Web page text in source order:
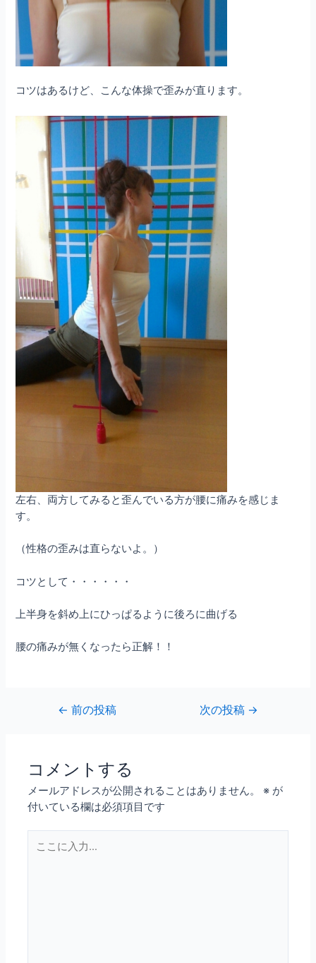
コツはあるけど、こんな体操で歪みが直ります。
左右、両方してみると歪んでいる方が腰に痛みを感じま
す。
（性格の歪みは直らないよ。）
コツとして・・・・・・
上半身を斜め上にひっぱるように後ろに曲げる
腰の痛みが無くなったら正解！！
← 前の投稿 次の投稿 →
コメントする
メールアドレスが公開されることはありません。 ※ が
付いている欄は必須項目です
こ